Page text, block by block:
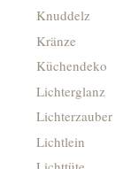
Knuddelz
Kränze
Küchendeko
Lichterglanz
Lichterzauber
Lichtlein